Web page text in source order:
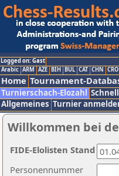
Logged on: Gast
Arabic ARM AZE BIH BUL CAT CHN CRO
Home Tournament-
Turnierschach-Elozahl
Allgemeines Turnier
Willkommen bei
Personennummer
FIDE-Elolisten Stand